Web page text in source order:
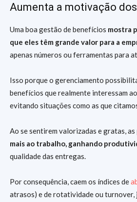
Aumenta a motivação
Uma boa gestão de benefícios mostra
que eles têm grande valor para a
apenas números ou ferramentas para
Isso porque o gerenciamento
benefícios que realmente interessam
evitando situações como as que
Ao se sentirem valorizadas e gratas, as
mais ao trabalho, ganhando
qualidade das entregas.
Por consequência, caem os índices de
atrasos) e de rotatividade ou turnover,